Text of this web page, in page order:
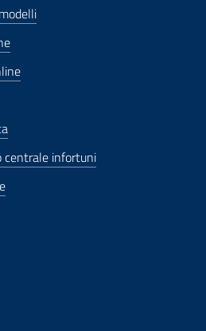
centrale infortuni